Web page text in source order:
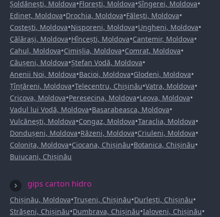
Șoldănești, Moldova•Florești, Moldova•Sîngerei, Moldova•
Edineț, Moldova•Drochia, Moldova•Fălești, Moldova•
Costești, Moldova•Nisporeni, Moldova•Ungheni, Moldova•
Călărași, Moldova•Hîncești, Moldova•Cantemir, Moldova•
Cahul, Moldova•Cimișlia, Moldova•Comrat, Moldova•
Căușeni, Moldova•Ștefan Vodă, Moldova•
Anenii Noi, Moldova•Bacioi, Moldova•Glodeni, Moldova•
Țînțăreni, Moldova•Telecentru, Chișinău•Vatra, Moldova•
Cricova, Moldova•Peresecina, Moldova•Leova, Moldova•
Vadul lui Vodă, Moldova•Basarabeasca, Moldova•
Vulcănești, Moldova•Congaz, Moldova•Taraclia, Moldova•
Dondușeni, Moldova•Răzeni, Moldova•Criuleni, Moldova•
Colonița, Moldova•Ciocana, Chișinău•Botanica, Chișinău•
Buiucani, Chișinău
gips carton hidro
Chișinău, Moldova•Trușeni, Chișinău•Durlești, Chișinău•
Strășeni, Chișinău•Dumbrava, Chișinău•Ialoveni, Chișinău•